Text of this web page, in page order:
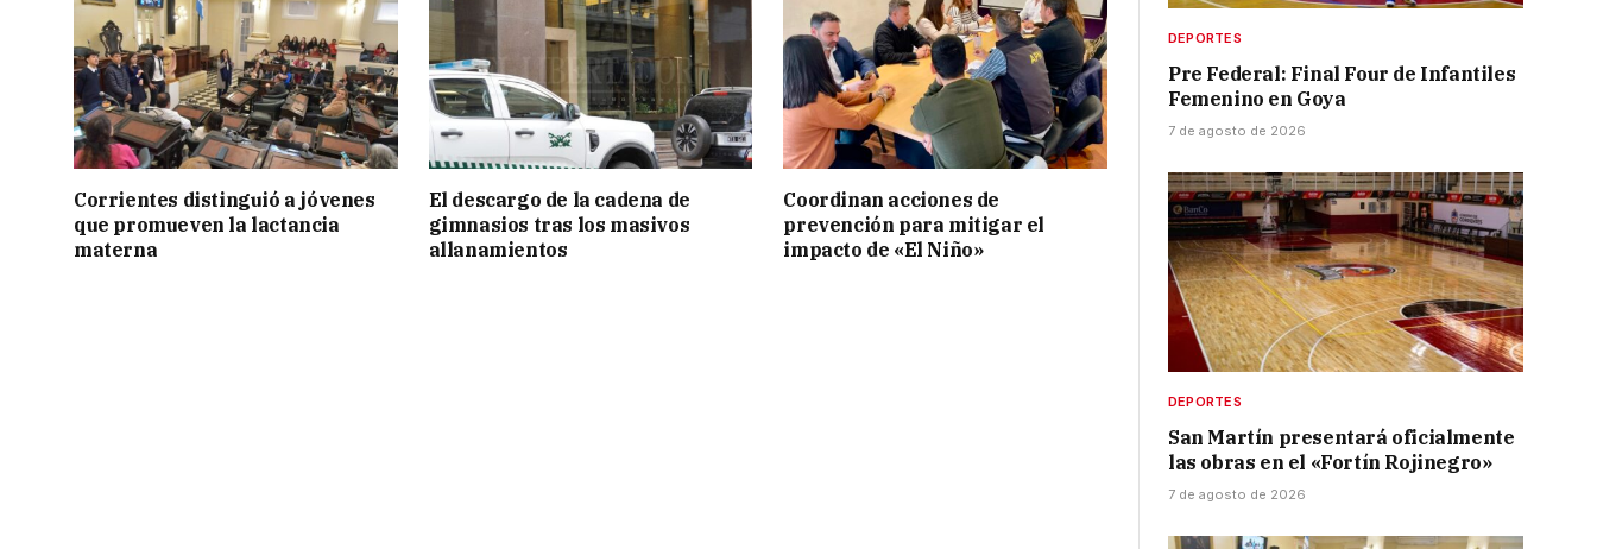
Corrientes distinguió a jóvenes
que promueven la lactancia
materna
El descargo de la cadena de
gimnasios tras los masivos
allanamientos
Coordinan acciones de
prevención para mitigar el
impacto de «El Niño»
DEPORTES
Pre Federal: Final Four de Infantiles
Femenino en Goya
7 de agosto de 2026
DEPORTES
San Martín presentará oficialmente
las obras en el «Fortín Rojinegro»
7 de agosto de 2026